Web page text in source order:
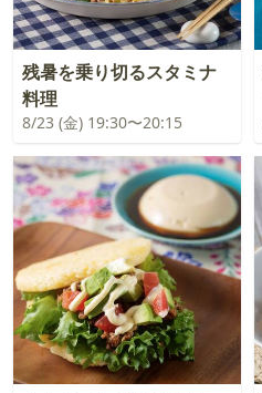
残暑を乗り切るスタミナ
料理
8/23 (金) 19:30〜20:15